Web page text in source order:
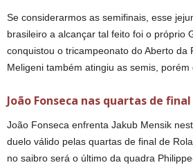
Se considerarmos as semifinais, esse
brasileiro a alcançar tal feito foi o próprio
conquistou o tricampeonato do Aberto da
Meligeni também atingiu as semis, porém
João Fonseca nas quartas de final
João Fonseca enfrenta Jakub Mensik
duelo válido pelas quartas de final de
no saibro será o último da quadra